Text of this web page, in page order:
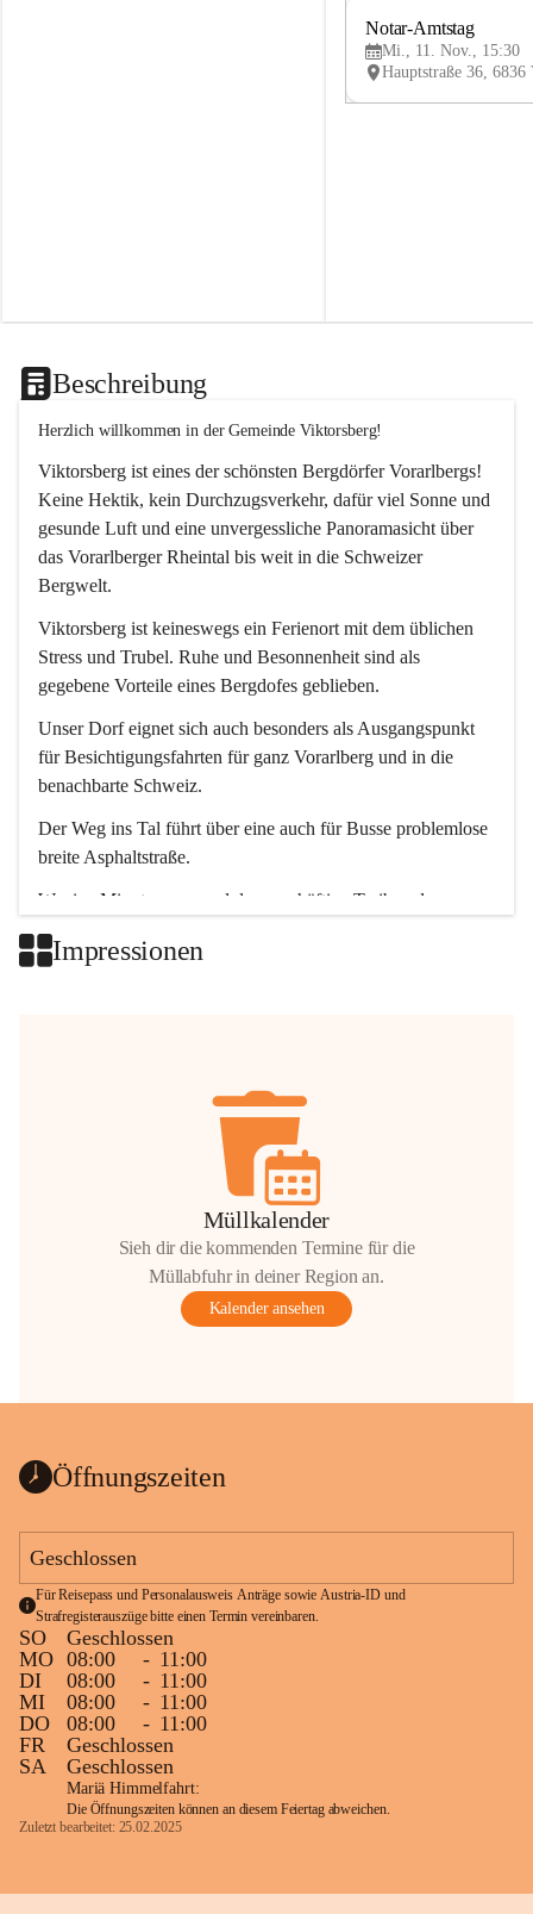
Notar-Amtstag
Mi., 11. Nov., 15:30
Beschreibung
Herzlich willkommen in der Gemeinde Viktorsberg!
Viktorsberg ist eines der schönsten Bergdörfer Vorarlbergs!
Keine Hektik, kein Durchzugsverkehr, dafür viel Sonne und
gesunde Luft und eine unvergessliche Panoramasicht über
das Vorarlberger Rheintal bis weit in die Schweizer
Bergwelt.
Viktorsberg ist keineswegs ein Ferienort mit dem üblichen
Stress und Trubel. Ruhe und Besonnenheit sind als
gegebene Vorteile eines Bergdofes geblieben.
Unser Dorf eignet sich auch besonders als Ausgangspunkt
für Besichtigungsfahrten für ganz Vorarlberg und in die
benachbarte Schweiz.
Der Weg ins Tal führt über eine auch für Busse problemlose
breite Asphaltstraße.
Wenige Minuten nur, und das geschäftige Treiben der
Impressionen
Müllkalender
Sieh dir die kommenden Termine für die
Müllabfuhr in deiner Region an.
Kalender ansehen
Öffnungszeiten
Geschlossen
Für Reisepass und Personalausweis Anträge sowie Austria-ID und
Strafregisterauszüge bitte einen Termin vereinbaren.
SO
Geschlossen
MO 08:00 - 11:00
DI
08:00 - 11:00
MI
08:00 - 11:00
DO
08:00 - 11:00
FR
Geschlossen
SA
Geschlossen
Mariä Himmelfahrt:
Die Öffnungszeiten können an diesem Feiertag abweichen.
Zuletzt bearbeitet: 25.02.2025